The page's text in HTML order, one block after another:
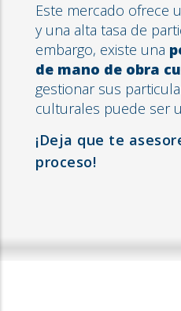
Este mercado ofrece
y una alta tasa de
embargo, existe una
de mano de obra
gestionar sus
culturales puede ser
¡Deja que te
proceso!